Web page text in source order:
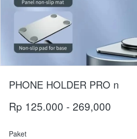
PHONE HOLDER PRO n
Rp 125.000 - 269,000
Paket